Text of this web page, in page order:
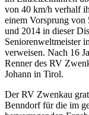
von 40 km/h verhalf
einem Vorsprung von
und 2014 in dieser
Seniorenweltmeister
verweisen. Nach 16
Renner des RV
Johann in Tirol.
Der RV Zwenkau
Benndorf für die im